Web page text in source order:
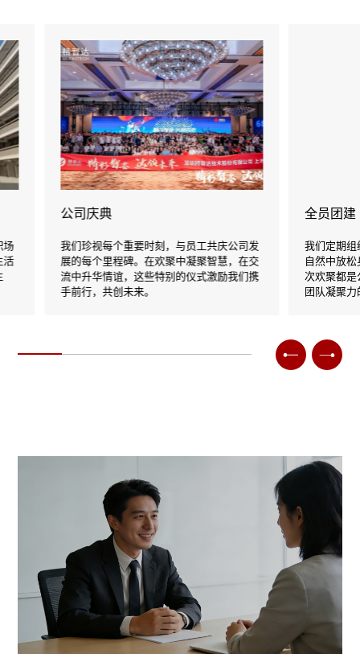
公司庆典
我们珍视每个重要时刻，与员工共庆公司发
展的每个里程碑。在欢聚中凝聚智慧，在交
流中升华情谊，这些特别的仪式激励我们携
手前行，共创未来。
全员团建
我们定期组织全
自然中放松身心
次欢聚都是公司
团队凝聚力的提